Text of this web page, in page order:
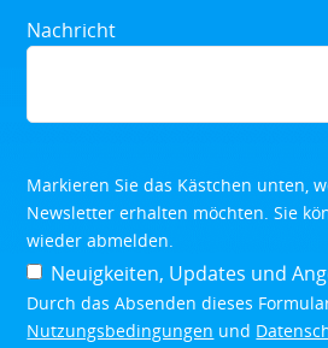
Nachricht
Markieren Sie das Kästchen unten,
Newsletter erhalten möchten. Sie
wieder abmelden.
Neuigkeiten, Updates und
Durch das Absenden dieses
Nutzungsbedingungen und